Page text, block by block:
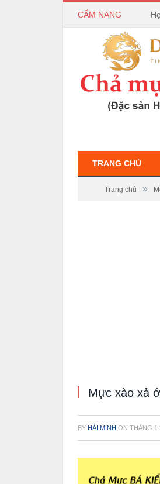
CẨM NANG
TRANG CHỦ
Trang chủ »
Mực xào xả
BY HẢI MINH ON THÁNG 1